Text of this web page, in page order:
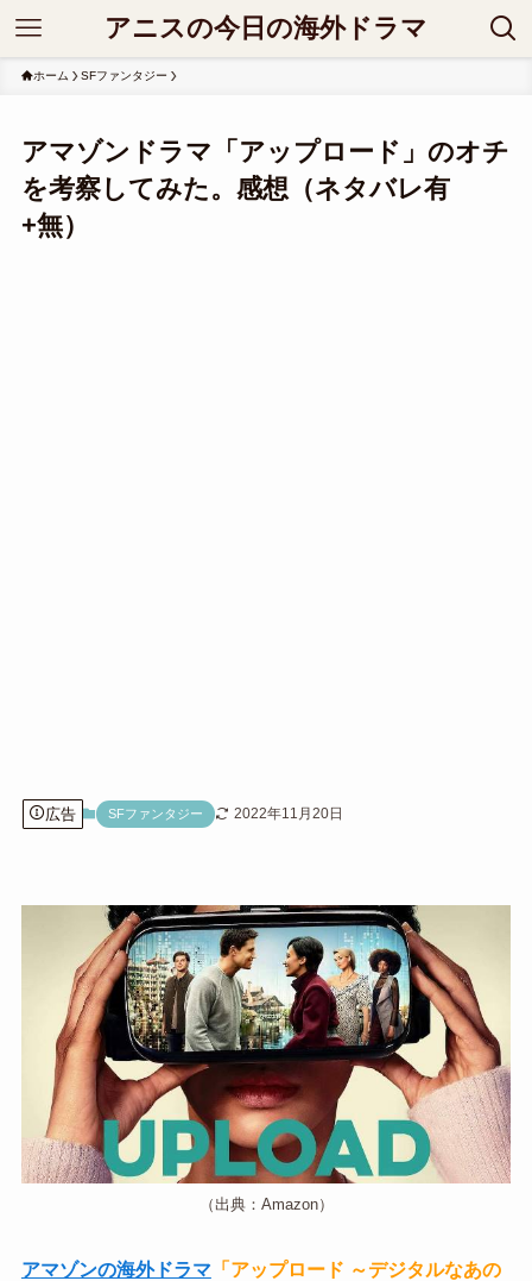
アニスの今日の海外ドラマ
ホーム SFファンタジー
アマゾンドラマ「アップロード」のオチ
を考察してみた。感想（ネタバレ有
+無）
広告 SFファンタジー 2022年11月20日
（出典：Amazon）
アマゾンの海外ドラマ 「アップロード ～デジタルなあの